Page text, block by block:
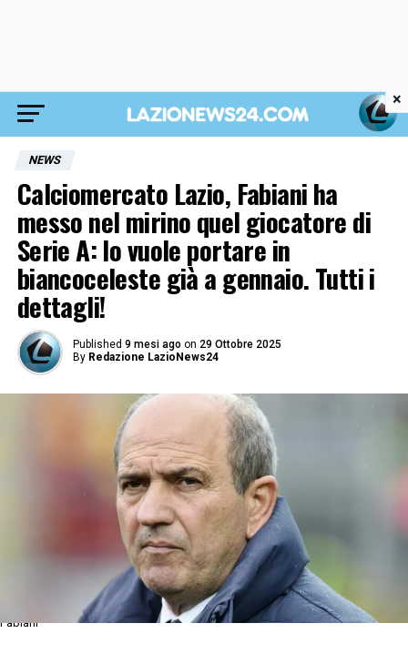
NEWS
Calciomercato Lazio, Fabiani ha
messo nel mirino quel giocatore di
Serie A: lo vuole portare in
biancoceleste già a gennaio. Tutti i
dettagli!
Published 9 mesi ago on 29 Ottobre 2025
By Redazione LazioNews24
Fabiani
×